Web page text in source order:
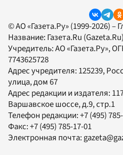
© АО «Газета.Ру» (1999-2026) –
Название: Газета.Ru (Gazeta.Ru)
Учредитель:АО «Газета.Ру»,
7743625728
Адрес учредителя: 125239,
улица, дом 67
Адрес редакции и издателя:
Варшавское шоссе, д.9, стр.1
Телефон редакции:+7 (495)
Факс:+7 (495) 785-17-01
Электронная почта: